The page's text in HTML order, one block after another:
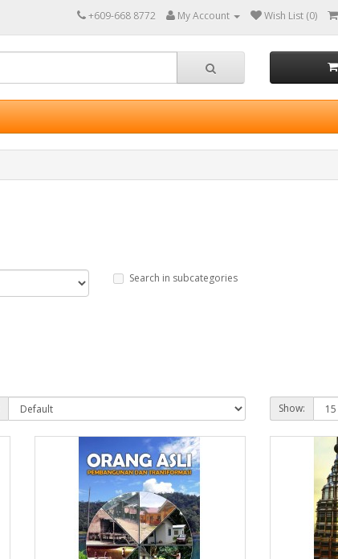
+609-668 8772 My Account Wish List (0)
Search in subcategories
Show: